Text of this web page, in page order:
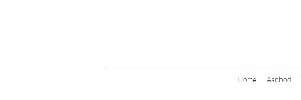
Home Aanbod